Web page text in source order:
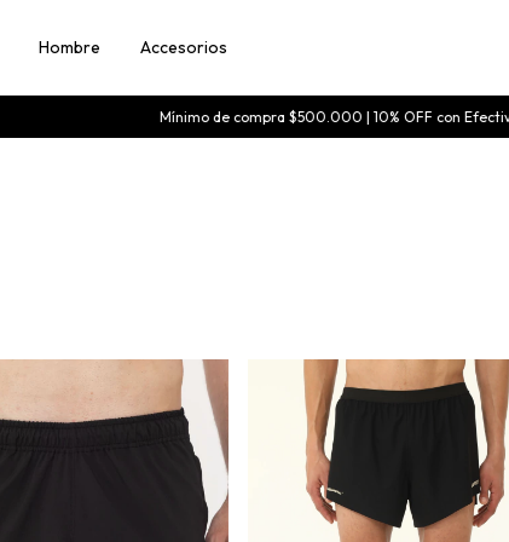
Hombre Accesorios
Mínimo de compra $500.000 | 10% OFF con Efectivo